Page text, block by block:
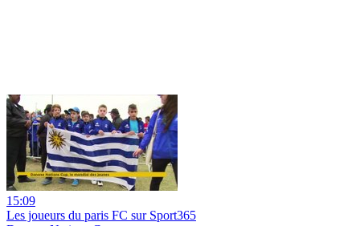
15:09
Les joueurs du paris FC sur Sport365